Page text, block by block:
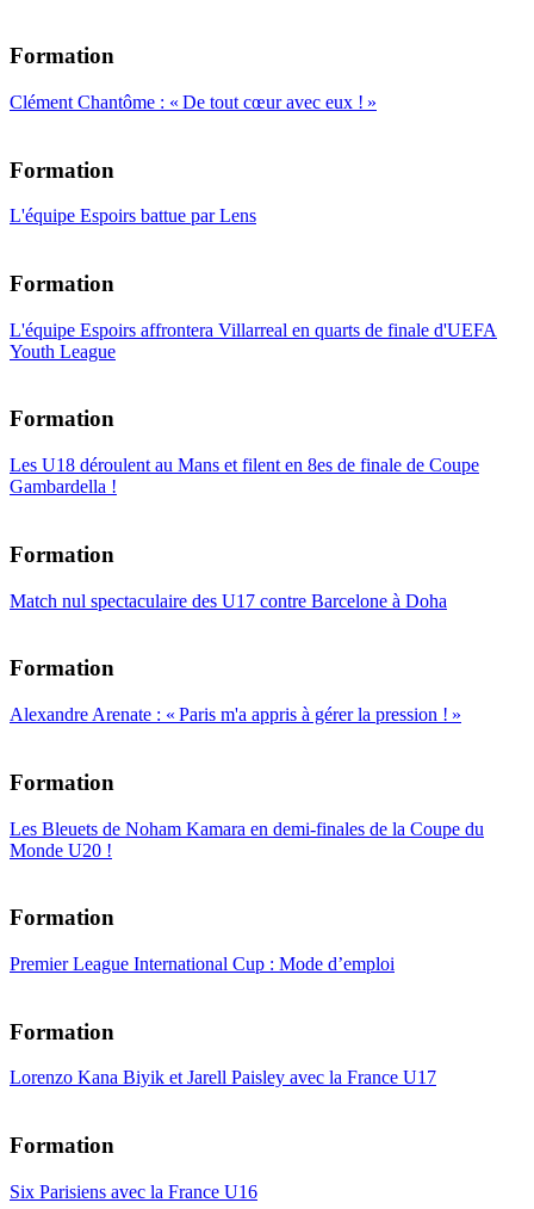
Formation
Clément Chantôme : « De tout cœur avec eux ! »
Formation
L'équipe Espoirs battue par Lens
Formation
L'équipe Espoirs affrontera Villarreal en quarts de finale d'UEFA
Youth League
Formation
Les U18 déroulent au Mans et filent en 8es de finale de Coupe
Gambardella !
Formation
Match nul spectaculaire des U17 contre Barcelone à Doha
Formation
Alexandre Arenate : « Paris m'a appris à gérer la pression ! »
Formation
Les Bleuets de Noham Kamara en demi-finales de la Coupe du
Monde U20 !
Formation
Premier League International Cup : Mode d’emploi
Formation
Lorenzo Kana Biyik et Jarell Paisley avec la France U17
Formation
Six Parisiens avec la France U16